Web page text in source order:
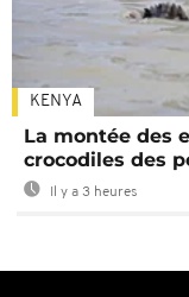
KENYA
La montée des
crocodiles des
Il y a 3 heures